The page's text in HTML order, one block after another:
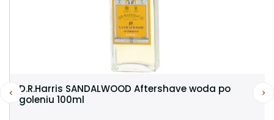
D.R.Harris SANDALWOOD Aftershave woda po
goleniu 100ml